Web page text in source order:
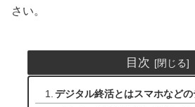
さい。
目次
デジタル終活とはスマホなど